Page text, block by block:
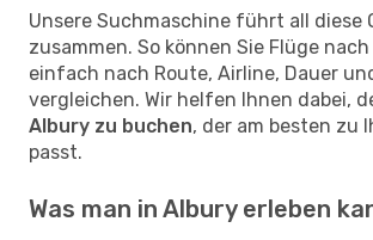
Unsere Suchmaschine führt all diese
zusammen. So können Sie Flüge
einfach nach Route, Airline, Dauer
vergleichen. Wir helfen Ihnen dabei,
Albury zu buchen, der am besten zu
passt.
Was man in Albury erleben